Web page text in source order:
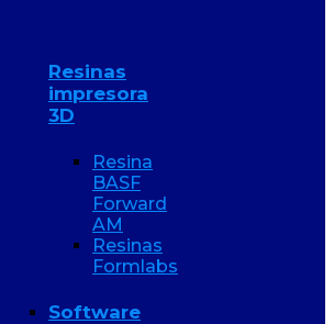
Resinas
impresora
3D
Resina
BASF
Forward
AM
Resinas
Formlabs
Software